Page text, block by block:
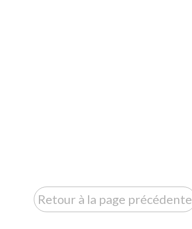
Retour à la page précédente